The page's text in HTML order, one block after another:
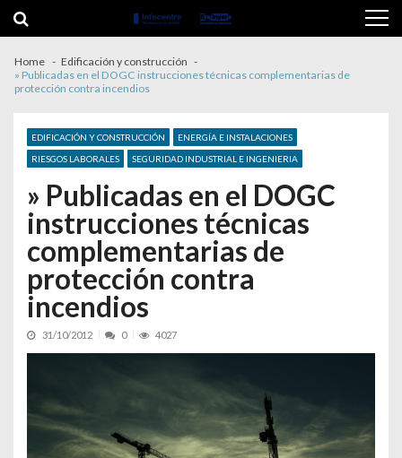
Home
Edificación y construcción
» Publicadas en el DOGC instrucciones técnicas complementarias de
protección contra incendios
EDIFICACIÓN Y CONSTRUCCIÓN
ENERGÍA E INSTALACIONES
RIESGOS LABORALES
SEGURIDAD INDUSTRIAL E INGENIERIA
» Publicadas en el DOGC
instrucciones técnicas
complementarias de
protección contra
incendios
31/10/2012 0 4027